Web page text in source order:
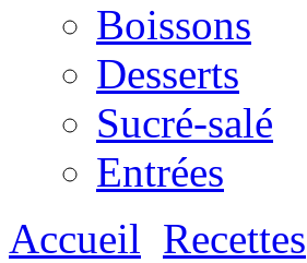
Boissons
Desserts
Sucré-salé
Entrées
Accueil Recettes